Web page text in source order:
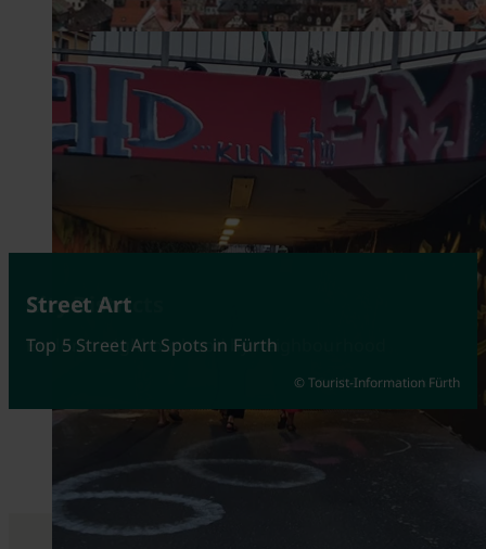
City Districts
Explore neighbourhood by neighbourhood
© Johannes Heuckeroth
Street Art
Top 5 Street Art Spots in Fürth
© Tourist-Information Fürth